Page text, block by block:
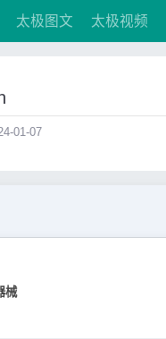
太极图文 太极视频
01-07
械